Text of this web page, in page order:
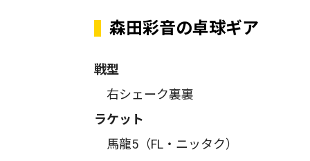
森田彩音の卓球ギア
戦型
右シェーク裏裏
ラケット
馬龍5（FL・ニッタク）